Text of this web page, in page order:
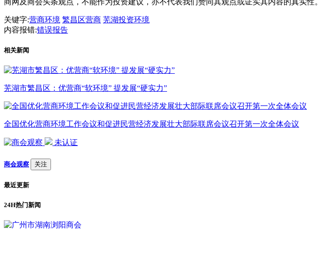
关键字:营商环境 繁昌区营商 芜湖投资环境
内容报错:错误报告
相关新闻
芜湖市繁昌区：优营商“软环境” 提发展“硬实力”
全国优化营商环境工作会议和促进民营经济发展壮大部际联席会议召开第一次全体会议
未认证
商会观察 关注
最近更新
24H热门新闻
1